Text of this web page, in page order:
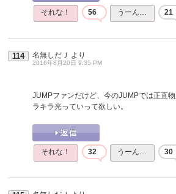
それな！ 56 うーん… 21
114 名無しだＪ より
2016年8月20日 9:35 PM
JUMPファンだけど、今のJUMPでは正直
ラキラ光っていって欲しい。
それな！ 32 うーん… 30